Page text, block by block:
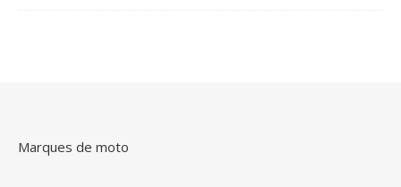
Marques de moto